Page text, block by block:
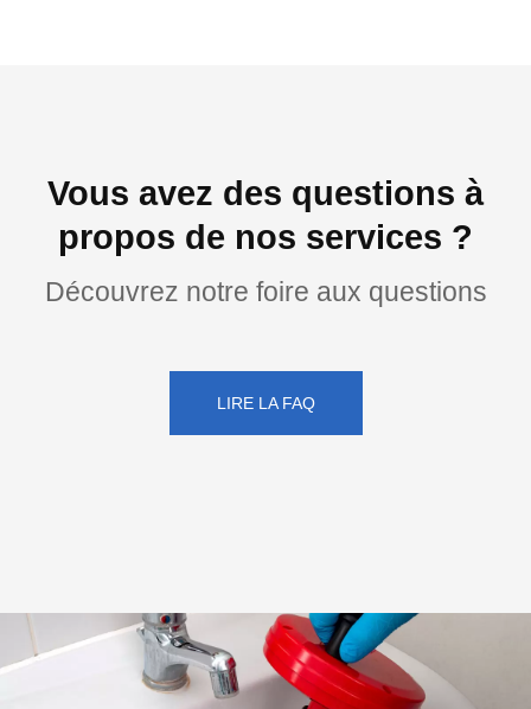
Vous avez des questions à
propos de nos services ?
Découvrez notre foire aux questions
LIRE LA FAQ